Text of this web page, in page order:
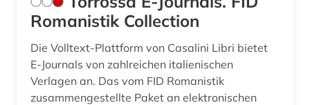
Romanistik Collection
Die Volltext-Plattform von Casalini Libri bietet
E-Journals von zahlreichen italienischen
Verlagen an. Das vom FID Romanistik
zusammengestellte Paket an elektronischen